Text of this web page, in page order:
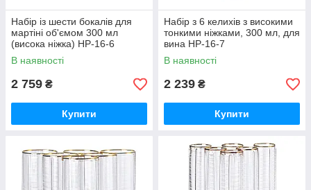
Набір із шести бокалів для
мартіні об'ємом 300 мл
(висока ніжка) HP-16-6
В наявності
2 759 ₴
Купити
Набір з 6 келихів з високими
тонкими ніжками, 300 мл, для
вина HP-16-7
В наявності
2 239 ₴
Купити